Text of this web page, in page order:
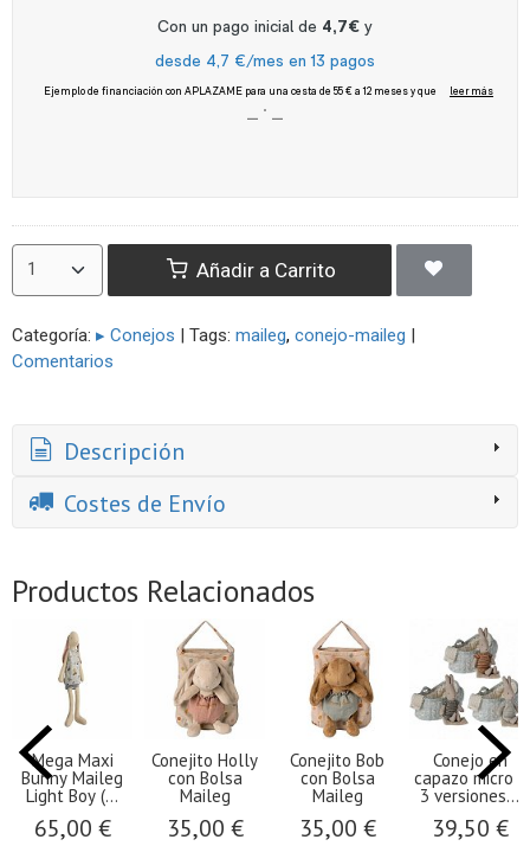
Añadir a Carrito
Categoría: ▸ Conejos | Tags: maileg conejo-maileg |
Comentarios
Descripción
Costes de Envío
Productos Relacionados
Mega Maxi
Bunny Maileg
Light Boy (...
65,00 €
Conejito Holly
con Bolsa
Maileg
35,00 €
Conejito Bob
con Bolsa
Maileg
35,00 €
Conejo en
capazo micro -
3 versiones...
39,50 €